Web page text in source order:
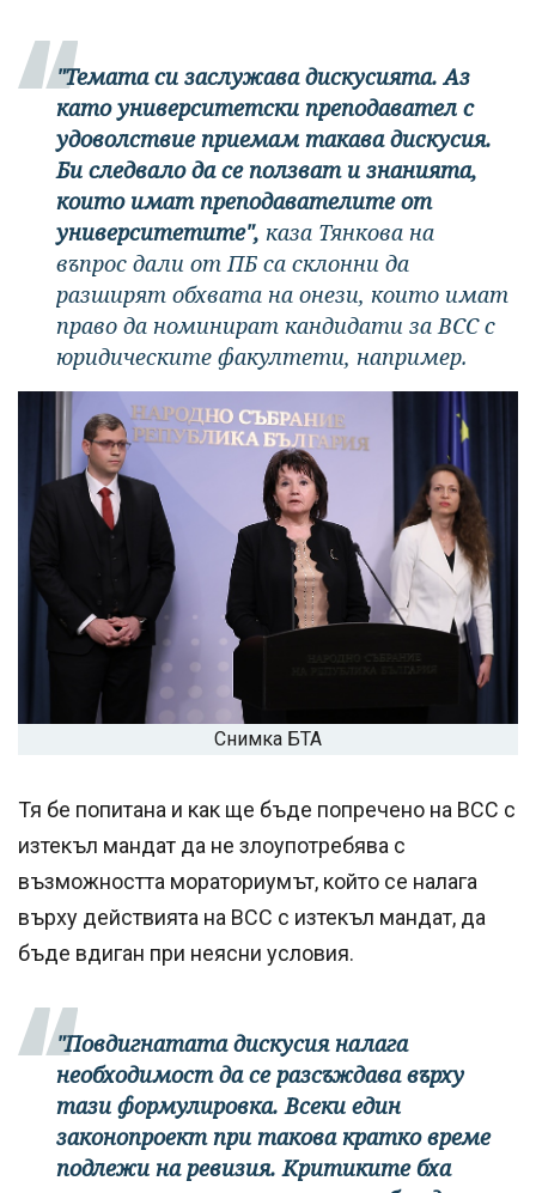
"Темата си заслужава дискусията. Аз
като университетски преподавател с
удоволствие приемам такава дискусия.
Би следвало да се ползват и знанията,
които имат преподавателите от
университетите", каза Тянкова на
въпрос дали от ПБ са склонни да
разширят обхвата на онези, които имат
право да номинират кандидати за ВСС с
юридическите факултети, например.
Снимка БТА
Тя бе попитана и как ще бъде попречено на ВСС с
изтекъл мандат да не злоупотребява с
възможността мораториумът, който се налага
върху действията на ВСС с изтекъл мандат, да
бъде вдиган при неясни условия.
"Повдигнатата дискусия налага
необходимост да се разсъждава върху
тази формулировка. Всеки един
законопроект при такова кратко време
подлежи на ревизия. Критиките бха